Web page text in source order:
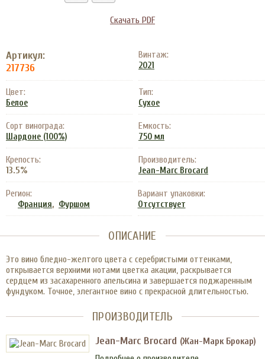
Скачать PDF
Артикул:
217736
Винтаж:
2021
Цвет:
Белое
Тип:
Сухое
Сорт винограда:
Шардоне (100%)
Емкость:
750 мл
Крепость:
13.5%
Производитель:
Jean-Marc Brocard
Регион:
Франция, Фуршом
Вариант упаковки:
Отсутствует
ОПИСАНИЕ
Это вино бледно-желтого цвета с серебристыми оттенками,
открывается верхними нотами цветка акации, раскрывается
сердцем из засахаренного апельсина и завершается поджаренным
фундуком. Точное, элегантное вино с прекрасной длительностью.
ПРОИЗВОДИТЕЛЬ
Jean-Marc Brocard (Жан-Марк Брокар)